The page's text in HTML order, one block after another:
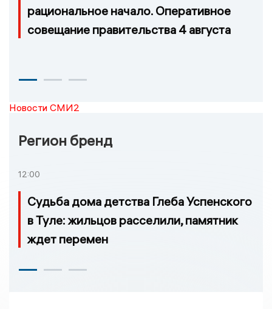
рациональное начало. Оперативное
совещание правительства 4 августа
Новости СМИ2
Регион бренд
12:00
Судьба дома детства Глеба Успенского
в Туле: жильцов расселили, памятник
ждет перемен